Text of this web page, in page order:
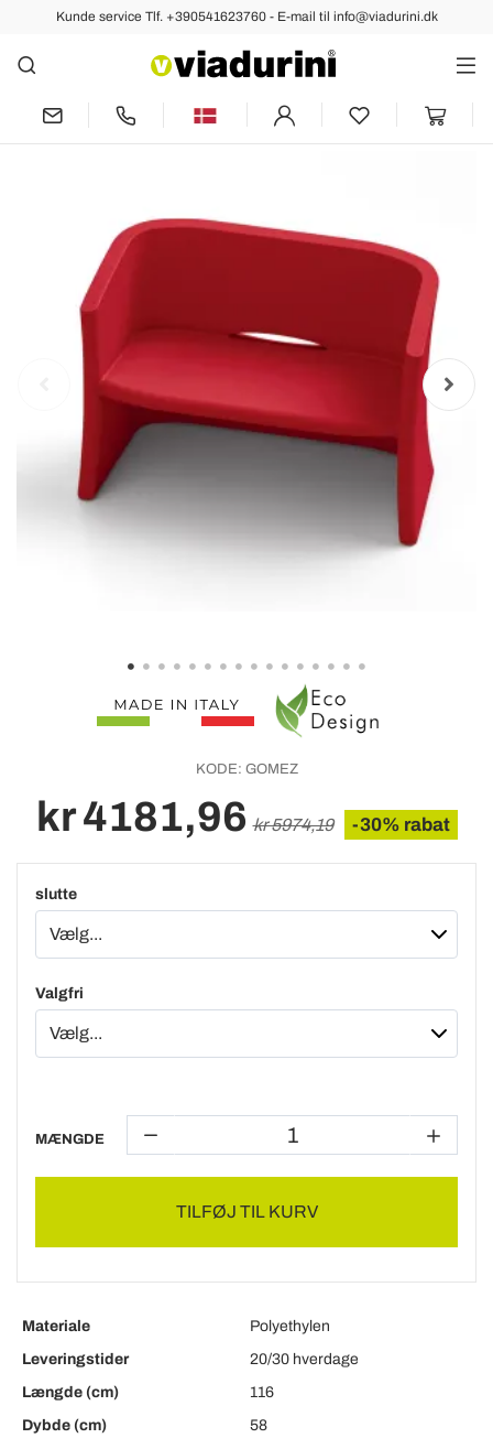
Kunde service Tlf. +390541623760 - E-mail til info@viadurini.dk
tidligere næste
2-personers havesofa i farvet
polyethylen Fremstillet i Italien - Gomez
KODE: GOMEZ
kr 4181,96 kr 5974,19 -30% rabat
slutte
Valgfri
MÆNGDE
TILFØJ TIL KURV
Materiale
Polyethylen
Leveringstider
20/30 hverdage
Længde (cm)
116
Dybde (cm)
58